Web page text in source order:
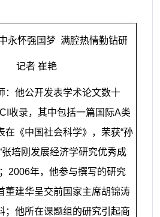
永怀强国梦 满腔热情勤钻研
记者 崔艳
：他公开发表学术论文数十
收录，其中包括一篇国际A类
在《中国社会科学》，荣获“孙
张培刚发展经济学研究优秀成
2006年，他参与撰写的研究
董建华呈交前国家主席胡锦涛
；他所在课题组的研究引起商